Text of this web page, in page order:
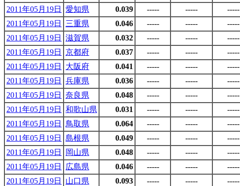
2011年05月19日
愛知県 0.039 ----- ----- -----
2011年05月19日
三重県 0.046 ----- ----- -----
2011年05月19日
滋賀県 0.032 ----- ----- -----
2011年05月19日
京都府 0.037 ----- ----- -----
2011年05月19日
大阪府 0.041 ----- ----- -----
2011年05月19日
兵庫県 0.036 ----- ----- -----
2011年05月19日
奈良県 0.048 ----- ----- -----
2011年05月19日
和歌山県 0.031 ----- ----- -----
2011年05月19日
鳥取県 0.064 ----- ----- -----
2011年05月19日
島根県 0.049 ----- ----- -----
2011年05月19日
岡山県 0.048 ----- ----- -----
2011年05月19日
広島県 0.046 ----- ----- -----
2011年05月19日
山口県 0.093 ----- ----- -----